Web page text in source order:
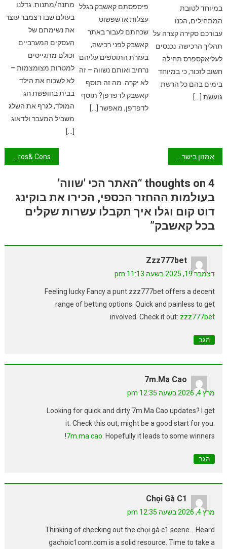
מתנה/מתנות. גדלנו
בעולם שבו דצמבר עוצר
את נשימתם של
העסקים המערביים
וכולם מתגייסים
למטרות מצומצמות –
לא לשכוח את הילד
בבית בחופשת חג
המולד, לגרף את השלג
משביל המעבר ולדאוג
[…]
פיספסתם קאשבק בגלל
עצלות או שפשוט
שכחתם לעבור באתר
קאשבק לפני רכישה,
בעזרת התוספים עליהם
נרחיב ואותם נשווה – זה
לא יקרה. מה זה תוסף
קאשבק לדפדפן? תוסף
לדפדפן, מאפשר […]
במיוחד לטובת
המתחילים, הכנו
עבורכם סקירה קצרה על
תהליך הרכישה: נכנסים
לעליאקספרס תחילה
חשוב לזכור, כי במיוחד
בימים בהם כל הרשת
גועשת […]
ניווט Pros& Cons פיי-בק/Pay-back.co.il, יתרונות וחסרונות אמזון בישראל – כל מה שאתם חייבים לדעת על Amazon co.il
4 thoughts on “האתר הכי 'שווה'
בעולמות ההחזר הכספי, הכירו את בוקינג
דוט קום וגלו איך תקבלו עשרות שקלים
בכל קאשבק”
Zzz777bet
דצמבר 19, 2025 בשעה 11:13 pm
Feeling lucky Fancy a punt zzz777bet offers a decent
range of betting options. Quick and painless to get
involved. Check it out: zzz777bet
הגב
7m.ma Cao
מרץ 4, 2026 בשעה 12:35 pm
Looking for quick and dirty 7m.Ma Cao updates? I get
it. Check this out, might be a good start for you:
7m.ma cao . Hopefully it leads to some winners!
הגב
Chọi Gà C1
מרץ 4, 2026 בשעה 12:35 pm
Thinking of checking out the chọi gà c1 scene… Heard
gachoic1com.com is a solid resource. Time to take a